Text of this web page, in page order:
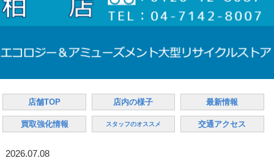
店舗TOP 店内の様子 最新情報
買取強化情報 スタッフのオススメ 交通アクセス
2026.07.08